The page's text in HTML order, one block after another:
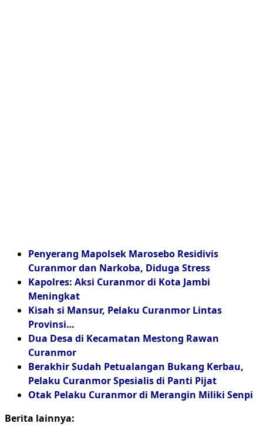
Penyerang Mapolsek Marosebo Residivis
Curanmor dan Narkoba, Diduga Stress
Kapolres: Aksi Curanmor di Kota Jambi
Meningkat
Kisah si Mansur, Pelaku Curanmor Lintas
Provinsi…
Dua Desa di Kecamatan Mestong Rawan
Curanmor
Berakhir Sudah Petualangan Bukang Kerbau,
Pelaku Curanmor Spesialis di Panti Pijat
Otak Pelaku Curanmor di Merangin Miliki Senpi
Berita lainnya: